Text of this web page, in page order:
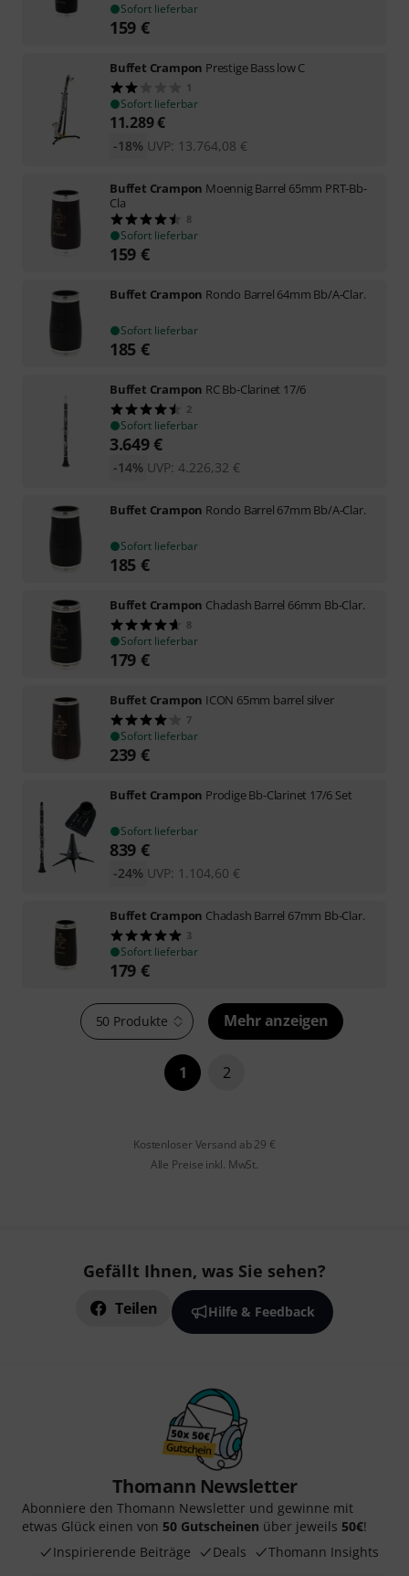
Sofort lieferbar
159 €
Buffet Crampon Prestige Bass low C
1
Sofort lieferbar
11.289€
UVP: 13.764,08 €
-18%
Buffet Crampon Moennig Barrel 65mm PRT-Bb-
Cla
8
Sofort lieferbar
159 €
Buffet Crampon Rondo Barrel 64mm Bb/A-Clar.
Sofort lieferbar
185 €
Buffet Crampon RC Bb-Clarinet 17/6
2
Sofort lieferbar
3.649€
UVP: 4.226,32 €
-14%
Buffet Crampon Rondo Barrel 67mm Bb/A-Clar.
Sofort lieferbar
185 €
Buffet Crampon Chadash Barrel 66mm Bb-Clar.
8
Sofort lieferbar
179 €
Buffet Crampon ICON 65mm barrel silver
7
Sofort lieferbar
239 €
Buffet Crampon Prodige Bb-Clarinet 17/6 Set
Sofort lieferbar
839 €
UVP: 1.104,60 €
-24%
Buffet Crampon Chadash Barrel 67mm Bb-Clar.
3
Sofort lieferbar
179 €
50 Produkte Mehr anzeigen
1 2
Kostenloser Versand ab 29 €
Alle Preise inkl. MwSt.
Gefällt Ihnen, was Sie sehen?
Teilen Hilfe & Feedback
Thomann Newsletter
Abonniere den Thomann Newsletter und gewinne mit
etwas Glück einen von 50 Gutscheinen über jeweils 50€!
Inspirierende Beiträge
Deals Thomann Insights